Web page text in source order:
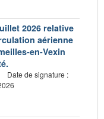
2026 relative
aérienne
en-Vexin
Date de signature :